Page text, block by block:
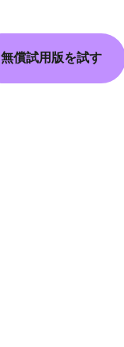
無償試用版を試す